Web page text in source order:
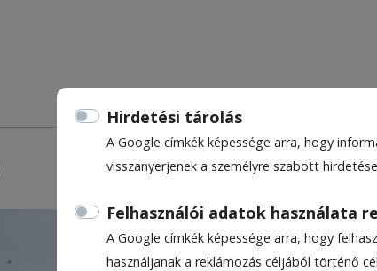
Hirdetési tárolás
A Google címkék képessége arra, hogy
visszanyerjenek a személyre szabott
Felhasználói adatok használata
A Google címkék képessége arra, hogy
használjanak a reklámozás céljából történő